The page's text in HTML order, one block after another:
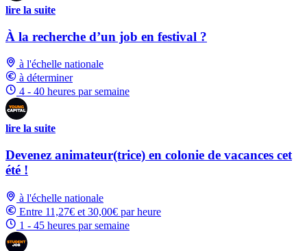
lire la suite
À la recherche d’un job en festival ?
à l'échelle nationale
à déterminer
4 - 40 heures par semaine
lire la suite
Devenez animateur(trice) en colonie de vacances cet
été !
à l'échelle nationale
Entre 11,27€ et 30,00€ par heure
1 - 45 heures par semaine